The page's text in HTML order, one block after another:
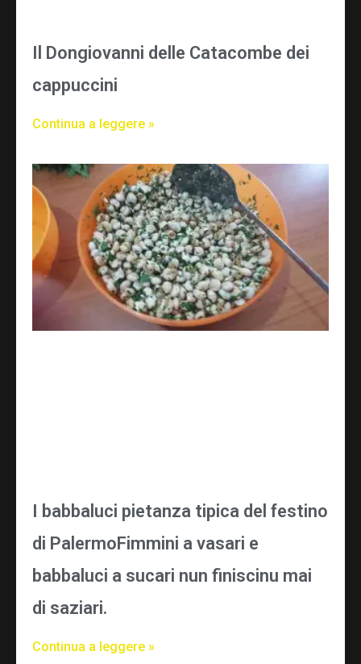
Il Dongiovanni delle Catacombe dei
cappuccini
Continua a leggere »
I babbaluci pietanza tipica del festino
di PalermoFimmini a vasari e
babbaluci a sucari nun finiscinu mai
di saziari.
Continua a leggere »